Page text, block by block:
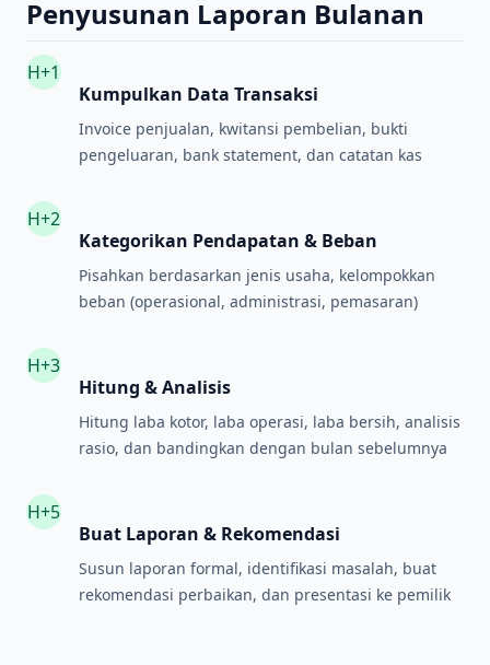
Penyusunan Laporan Bulanan
H+1
Kumpulkan Data Transaksi
Invoice penjualan, kwitansi pembelian, bukti
pengeluaran, bank statement, dan catatan kas
H+2
Kategorikan Pendapatan & Beban
Pisahkan berdasarkan jenis usaha, kelompokkan
beban (operasional, administrasi, pemasaran)
H+3
Hitung & Analisis
Hitung laba kotor, laba operasi, laba bersih, analisis
rasio, dan bandingkan dengan bulan sebelumnya
H+5
Buat Laporan & Rekomendasi
Susun laporan formal, identifikasi masalah, buat
rekomendasi perbaikan, dan presentasi ke pemilik